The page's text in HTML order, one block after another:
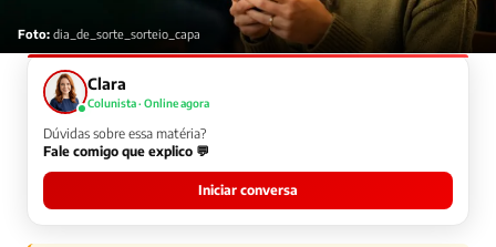
Foto: dia_de_sorte_sorteio_capa
Clara
Colunista · Online agora
Dúvidas sobre essa matéria?
Fale comigo que explico 💬
Iniciar conversa